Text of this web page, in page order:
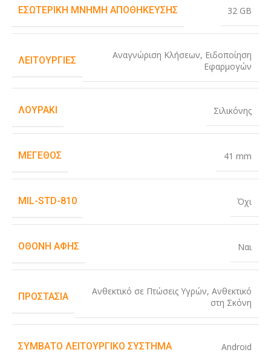
ΕΣΩΤΕΡΙΚΉ ΜΝΉΜΗ ΑΠΟΘΉΚΕΥΣΗΣ 32 GB
ΛΕΙΤΟΥΡΓΊΕΣ Αναγνώριση Κλήσεων, Ειδοποίηση
Εφαρμογών
ΛΟΥΡΆΚΙ Σιλικόνης
ΜΈΓΕΘΟΣ 41 mm
MIL-STD-810 Όχι
ΟΘΌΝΗ ΑΦΉΣ Ναι
ΠΡΟΣΤΑΣΊΑ Ανθεκτικό σε Πτώσεις Υγρών, Ανθεκτικό
στη Σκόνη
ΣΥΜΒΑΤΌ ΛΕΙΤΟΥΡΓΙΚΌ ΣΎΣΤΗΜΑ Android